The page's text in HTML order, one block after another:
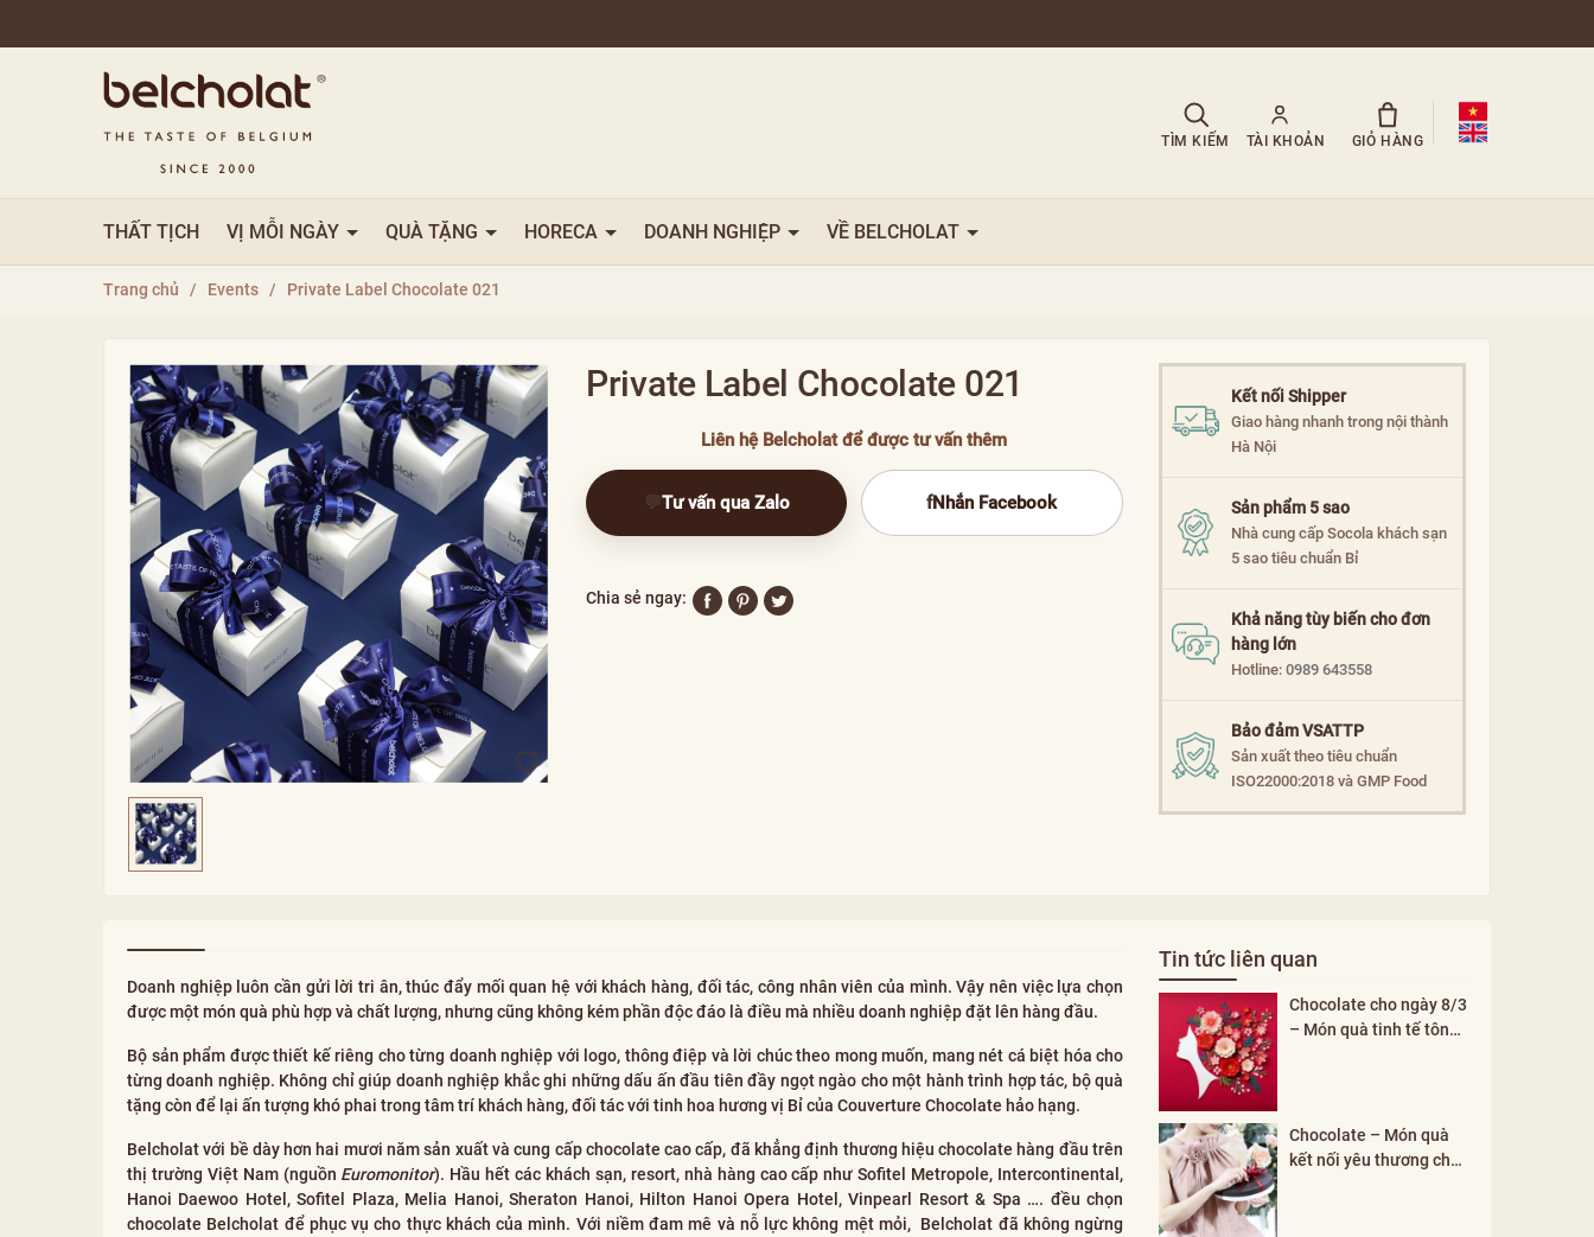
TÌM KIẾM TÀI KHOẢN GIỎ HÀNG
THẤT TỊCH VỊ MỖI NGÀY QUÀ TẶNG HORECA DOANH NGHIỆP VỀ BELCHOLAT
Trang chủ / Events / Private Label Chocolate 021
Private Label Chocolate 021
Liên hệ Belcholat để được tư vấn thêm
Tư vấn qua Zalo fNhắn Facebook
Chia sẻ ngay:
Kết nối Shipper
Giao hàng nhanh trong nội thành
Hà Nội
Sản phẩm 5 sao
Nhà cung cấp Socola khách sạn
5 sao tiêu chuẩn Bỉ
Khả năng tùy biến cho đơn
hàng lớn
Hotline: 0989 643558
Bảo đảm VSATTP
Sản xuất theo tiêu chuẩn
ISO22000:2018 và GMP Food
Doanh nghiệp luôn cần gửi lời tri ân, thúc đẩy mối quan hệ với khách hàng, đối tác, công nhân viên của mình. Vậy nên việc lựa chọn
được một món quà phù hợp và chất lượng, nhưng cũng không kém phần độc đáo là điều mà nhiều doanh nghiệp đặt lên hàng đầu.
Bộ sản phẩm được thiết kế riêng cho từng doanh nghiệp với logo, thông điệp và lời chúc theo mong muốn, mang nét cá biệt hóa cho
từng doanh nghiệp. Không chỉ giúp doanh nghiệp khắc ghi những dấu ấn đầu tiên đầy ngọt ngào cho một hành trình hợp tác, bộ quà
tặng còn để lại ấn tượng khó phai trong tâm trí khách hàng, đối tác với tinh hoa hương vị Bỉ của Couverture Chocolate hảo hạng.
Belcholat với bề dày hơn hai mươi năm sản xuất và cung cấp chocolate cao cấp, đã khẳng định thương hiệu chocolate hàng đầu trên
thị trường Việt Nam (nguồn Euromonitor). Hầu hết các khách sạn, resort, nhà hàng cao cấp như Sofitel Metropole, Intercontinental,
Hanoi Daewoo Hotel, Sofitel Plaza, Melia Hanoi, Sheraton Hanoi, Hilton Hanoi Opera Hotel, Vinpearl Resort & Spa …. đều chọn
chocolate Belcholat để phục vụ cho thực khách của mình. Với niềm đam mê và nỗ lực không mệt mỏi, Belcholat đã không ngừng
Tin tức liên quan
Chocolate cho ngày 8/3
– Món quà tinh tế tôn
Chocolate – Món quà
kết nối yêu thương cho